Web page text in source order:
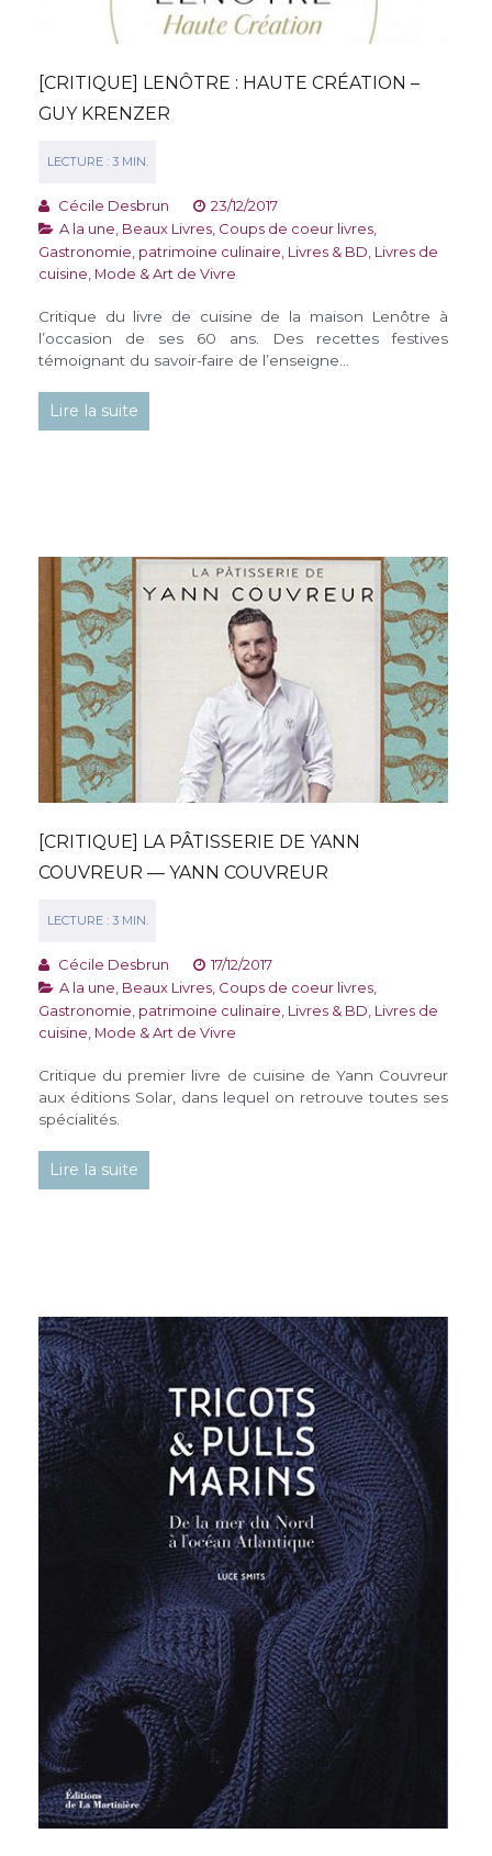
[CRITIQUE] LENÔTRE : HAUTE CRÉATION –
GUY KRENZER
Cécile Desbrun
23/12/2017
A la une Beaux Livres Coups de coeur livres
Gastronomie, patrimoine culinaire Livres & BD Livres de
cuisine Mode & Art de Vivre
Critique du livre de cuisine de la maison Lenôtre à
l’occasion de ses 60 ans. Des recettes festives
témoignant du savoir-faire de l’enseigne…
Lire la suite
[CRITIQUE] LA PÂTISSERIE DE YANN
COUVREUR — YANN COUVREUR
Cécile Desbrun
17/12/2017
A la une Beaux Livres Coups de coeur livres
Gastronomie, patrimoine culinaire Livres & BD Livres de
cuisine Mode & Art de Vivre
Critique du premier livre de cuisine de Yann Couvreur
aux éditions Solar, dans lequel on retrouve toutes ses
spécialités.
Lire la suite